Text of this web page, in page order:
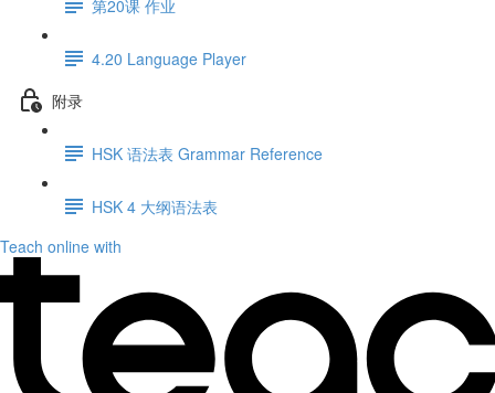
第20课 作业
4.20 Language Player
附录
HSK 语法表 Grammar Reference
HSK 4 ⼤纲语法表
Teach online with